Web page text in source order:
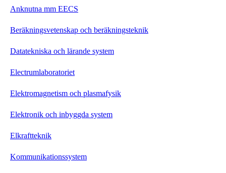
Anknutna mm EECS
Beräkningsvetenskap och beräkningsteknik
Datatekniska och lärande system
Electrumlaboratoriet
Elektromagnetism och plasmafysik
Elektronik och inbyggda system
Elkraftteknik
Kommunikationssystem